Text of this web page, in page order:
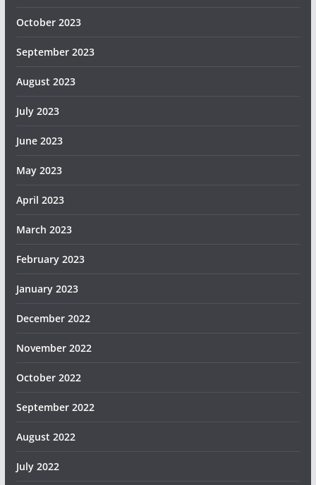
October 2023
September 2023
August 2023
July 2023
June 2023
May 2023
April 2023
March 2023
February 2023
January 2023
December 2022
November 2022
October 2022
September 2022
August 2022
July 2022